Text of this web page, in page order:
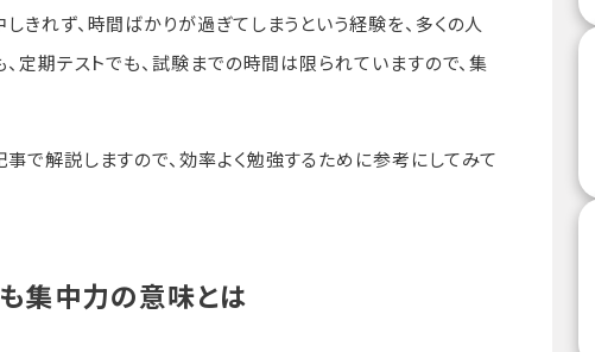
きれず、時間ばかりが過ぎてしまうという経験を、多くの人
定期テストでも、試験までの時間は限られていますので、集
で解説しますので、効率よく勉強するために参考にしてみて
集中力の意味とは